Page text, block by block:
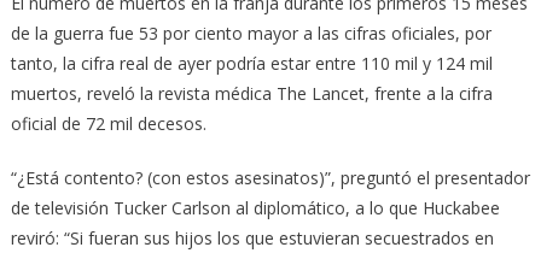
de la guerra fue 53 por ciento mayor a las cifras oficiales, por
tanto, la cifra real de ayer podría estar entre 110 mil y 124 mil
muertos, reveló la revista médica The Lancet, frente a la cifra
oficial de 72 mil decesos.
“¿Está contento? (con estos asesinatos)”, preguntó el presentador
de televisión Tucker Carlson al diplomático, a lo que Huckabee
reviró: “Si fueran sus hijos los que estuvieran secuestrados en